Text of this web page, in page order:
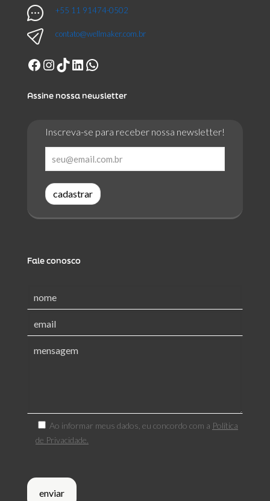
+55 11 91474-0502
contato@wellmaker.com.br
Facebook
Instagram
TikTok
LinkedIn
WhatsApp
Assine nossa newsletter
Inscreva-se para receber nossa newsletter!
cadastrar
Fale conosco
Ao informar meus dados, eu concordo com a Política
de Privacidade.